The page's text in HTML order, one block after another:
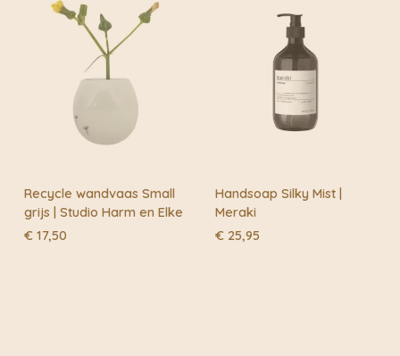
Recycle wandvaas Small
grijs | Studio Harm en Elke
€ 17,50
Handsoap Silky Mist |
Meraki
€ 25,95